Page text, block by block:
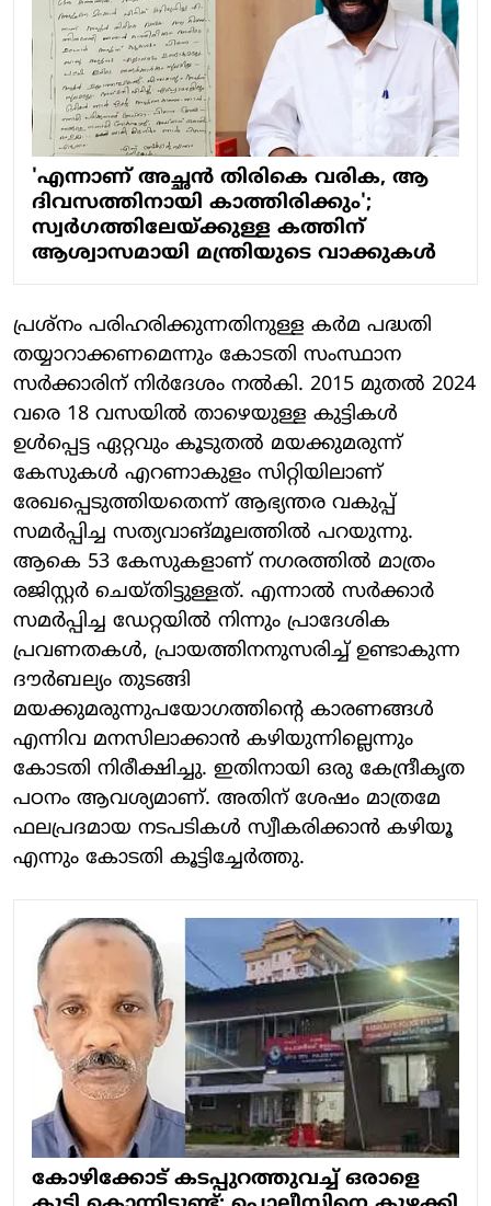
'എന്നാണ് അച്ഛന്‍ തിരികെ വരിക, ആ
ദിവസത്തിനായി കാത്തിരിക്കും';
സ്വര്‍ഗത്തിലേയ്ക്കുള്ള കത്തിന്
ആശ്വാസമായി മന്ത്രിയുടെ വാക്കുകള്‍
പ്രശ്‌നം പരിഹരിക്കുന്നതിനുള്ള കര്‍മ പദ്ധതി
തയ്യാറാക്കണമെന്നും കോടതി സംസ്ഥാന
സര്‍ക്കാരിന് നിര്‍ദേശം നല്‍കി. 2015 മുതല്‍ 2024
വരെ 18 വസയില്‍ താഴെയുള്ള കുട്ടികള്‍
ഉള്‍പ്പെട്ട ഏറ്റവും കൂടുതല്‍ മയക്കുമരുന്ന്
കേസുകള്‍ എറണാകുളം സിറ്റിയിലാണ്
രേഖപ്പെടുത്തിയതെന്ന് ആഭ്യന്തര വകുപ്പ്
സമര്‍പ്പിച്ച സത്യവാങ്മൂലത്തില്‍ പറയുന്നു.
ആകെ 53 കേസുകളാണ് നഗരത്തില്‍ മാത്രം
രജിസ്റ്റര്‍ ചെയ്തിട്ടുള്ളത്. എന്നാല്‍ സര്‍ക്കാര്‍
സമര്‍പ്പിച്ച ഡേറ്റയില്‍ നിന്നും പ്രാദേശിക
പ്രവണതകള്‍, പ്രായത്തിനനുസരിച്ച് ഉണ്ടാകുന്ന
ദൗര്‍ബല്യം തുടങ്ങി
മയക്കുമരുന്നുപയോഗത്തിന്റെ കാരണങ്ങള്‍
എന്നിവ മനസിലാക്കാന്‍ കഴിയുന്നില്ലെന്നും
കോടതി നിരീക്ഷിച്ചു. ഇതിനായി ഒരു കേന്ദ്രീകൃത
പഠനം ആവശ്യമാണ്. അതിന് ശേഷം മാത്രമേ
ഫലപ്രദമായ നടപടികള്‍ സ്വീകരിക്കാന്‍ കഴിയൂ
എന്നും കോടതി കൂട്ടിച്ചേര്‍ത്തു.
കോഴിക്കോട് കടപ്പുറത്തുവച്ച് ഒരാളെ